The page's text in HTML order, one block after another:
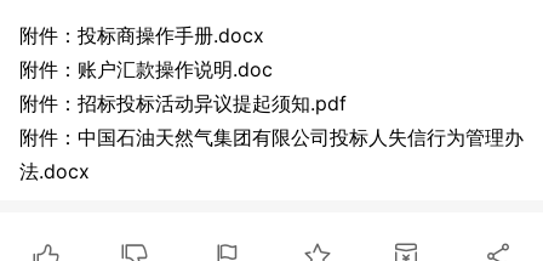
附件：投标商操作手册.docx
附件：账户汇款操作说明.doc
附件：招标投标活动异议提起须知.pdf
附件：中国石油天然气集团有限公司投标人失信行为管理办
法.docx